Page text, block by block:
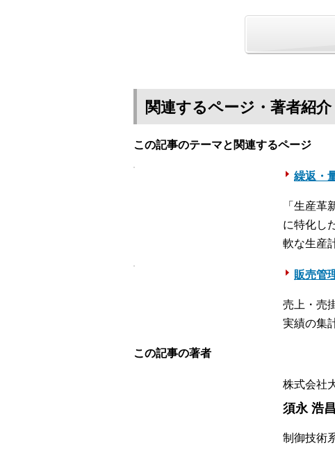
関連するページ・著者紹介
この記事のテーマと関連するページ
繰返・
「生産
に特化し
軟な生産
販売管
売上・売
実績の集
この記事の著者
株式会社
須永 浩昌
制御技術